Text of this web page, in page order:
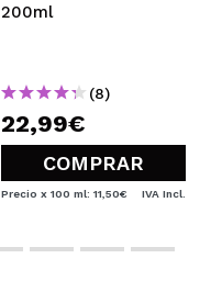
200ml
(8)
22,99€
COMPRAR
Precio x 100 ml: 11,50€ IVA Incl.